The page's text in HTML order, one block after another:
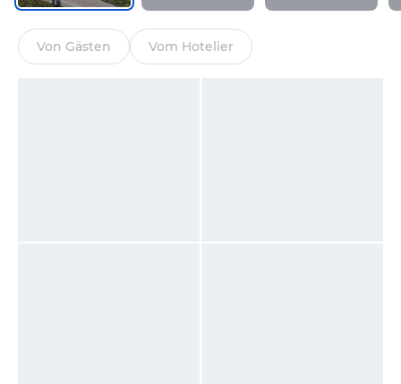
Von Gästen Vom Hotelier